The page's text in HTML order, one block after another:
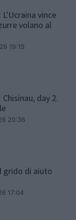
vince
volano al
19:15
day 2.
20:36
grido di aiuto
17:04